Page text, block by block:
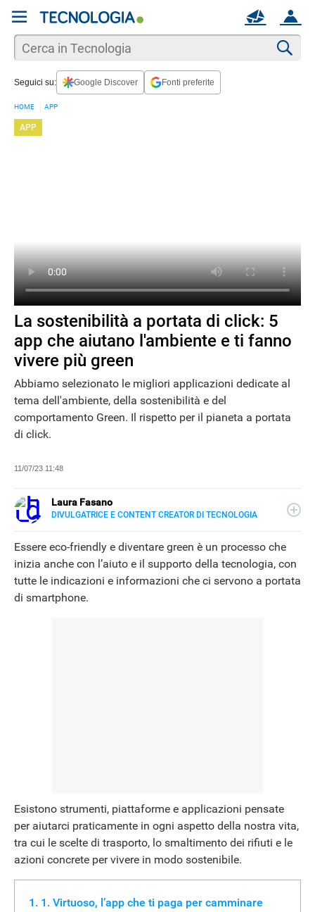
ACCOUNT
MAIL
Seguici su: Google Discover Fonti preferite
HOME APP
APP
La sostenibilità a portata di click: 5
app che aiutano l'ambiente e ti fanno
vivere più green
Abbiamo selezionato le migliori applicazioni dedicate al
tema dell'ambiente, della sostenibilità e del
comportamento Green. Il rispetto per il pianeta a portata
di click.
11/07/23 11:48
Laura Fasano
DIVULGATRICE E CONTENT CREATOR DI TECNOLOGIA
LINKEDIN
INSTAGRAM
FACEBOOK
SITO
content creator e divulgatrice esperta di cultura digitale
che racconta in modo pratico e semplice come tecnologia
e innovazione possono migliorare la vita di tutti,
sviluppando risorse, opportunità e benessere.
Essere eco-friendly e diventare green è un processo che
inizia anche con l’aiuto e il supporto della tecnologia, con
tutte le indicazioni e informazioni che ci servono a portata
di smartphone.
Esistono strumenti, piattaforme e applicazioni pensate
per aiutarci praticamente in ogni aspetto della nostra vita,
tra cui le scelte di trasporto, lo smaltimento dei rifiuti e le
azioni concrete per vivere in modo sostenibile.
1. Virtuoso, l’app che ti paga per camminare